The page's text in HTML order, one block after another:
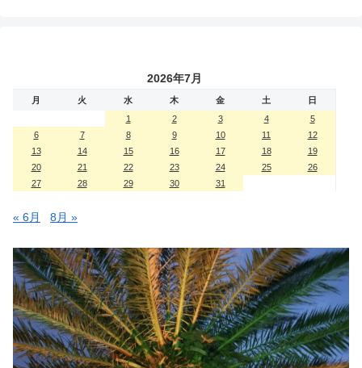
2026年7月
月 火 水 木 金 土
日
1
2 3 4
5
6
7 8 9 10 11
12
13
14 15 16 17 18
19
20
21 22 23 24 25
26
27
28 29 30 31
« 6月 8月 »